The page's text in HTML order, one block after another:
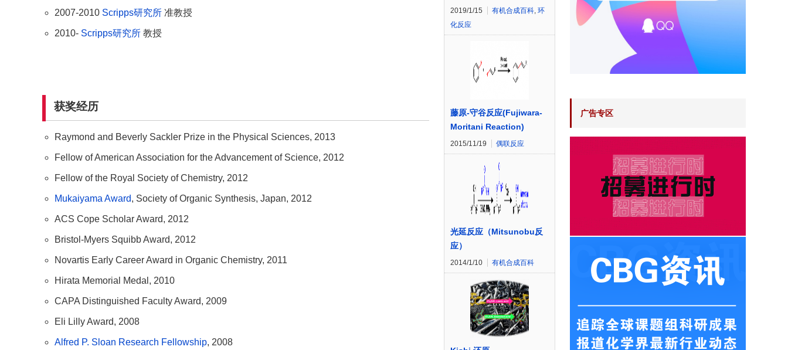
2007-2010 Scripps研究所准教授
2010- Scripps研究所教授
获奖经历
Raymond and Beverly Sackler Prize in the Physical Sciences, 2013
Fellow of American Association for the Advancement of Science, 2012
Fellow of the Royal Society of Chemistry, 2012
Mukaiyama Award, Society of Organic Synthesis, Japan, 2012
ACS Cope Scholar Award, 2012
Bristol-Myers Squibb Award, 2012
Novartis Early Career Award in Organic Chemistry, 2011
Hirata Memorial Medal, 2010
CAPA Distinguished Faculty Award, 2009
Eli Lilly Award, 2008
Alfred P. Sloan Research Fellowship, 2008
2019/1/15 有机合成百科, 环
化反应
藤原-守谷反应(Fujiwara-
Moritani Reaction)
2015/11/19 偶联反应
光延反应（Mitsunobu反
应）
2014/1/10 有机合成百科
广告专区